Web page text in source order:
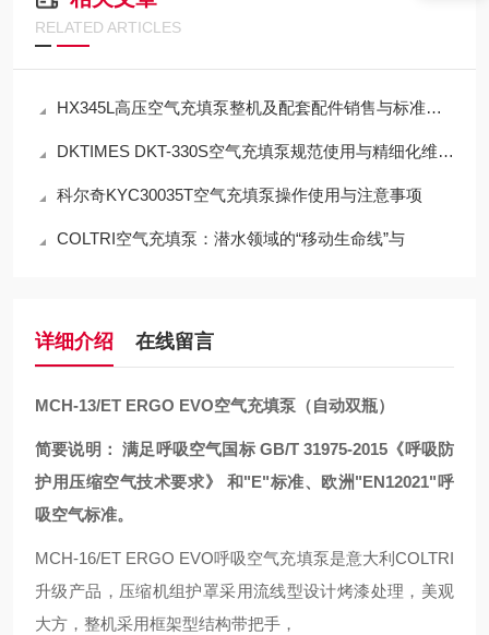
RELATED ARTICLES
HX345L高压空气充填泵整机及配套配件销售与标准化应用技术解析
DKTIMES DKT-330S空气充填泵规范使用与精细化维保技术指南
科尔奇KYC30035T空气充填泵操作使用与注意事项
COLTRI空气充填泵：潜水领域的“移动生命线”与
详细介绍 在线留言
MCH-13/ET ERGO EVO空气充填泵（自动双瓶）
简要说明： 满足呼吸空气国标 GB/T 31975-2015《呼吸防
护用压缩空气技术要求》 和"E"标准、欧洲"EN12021"呼
吸空气标准。
MCH-16/ET ERGO EVO呼吸空气充填泵是意大利COLTRI
升级产品，压缩机组护罩采用流线型设计烤漆处理，美观
大方，整机采用框架型结构带把手，